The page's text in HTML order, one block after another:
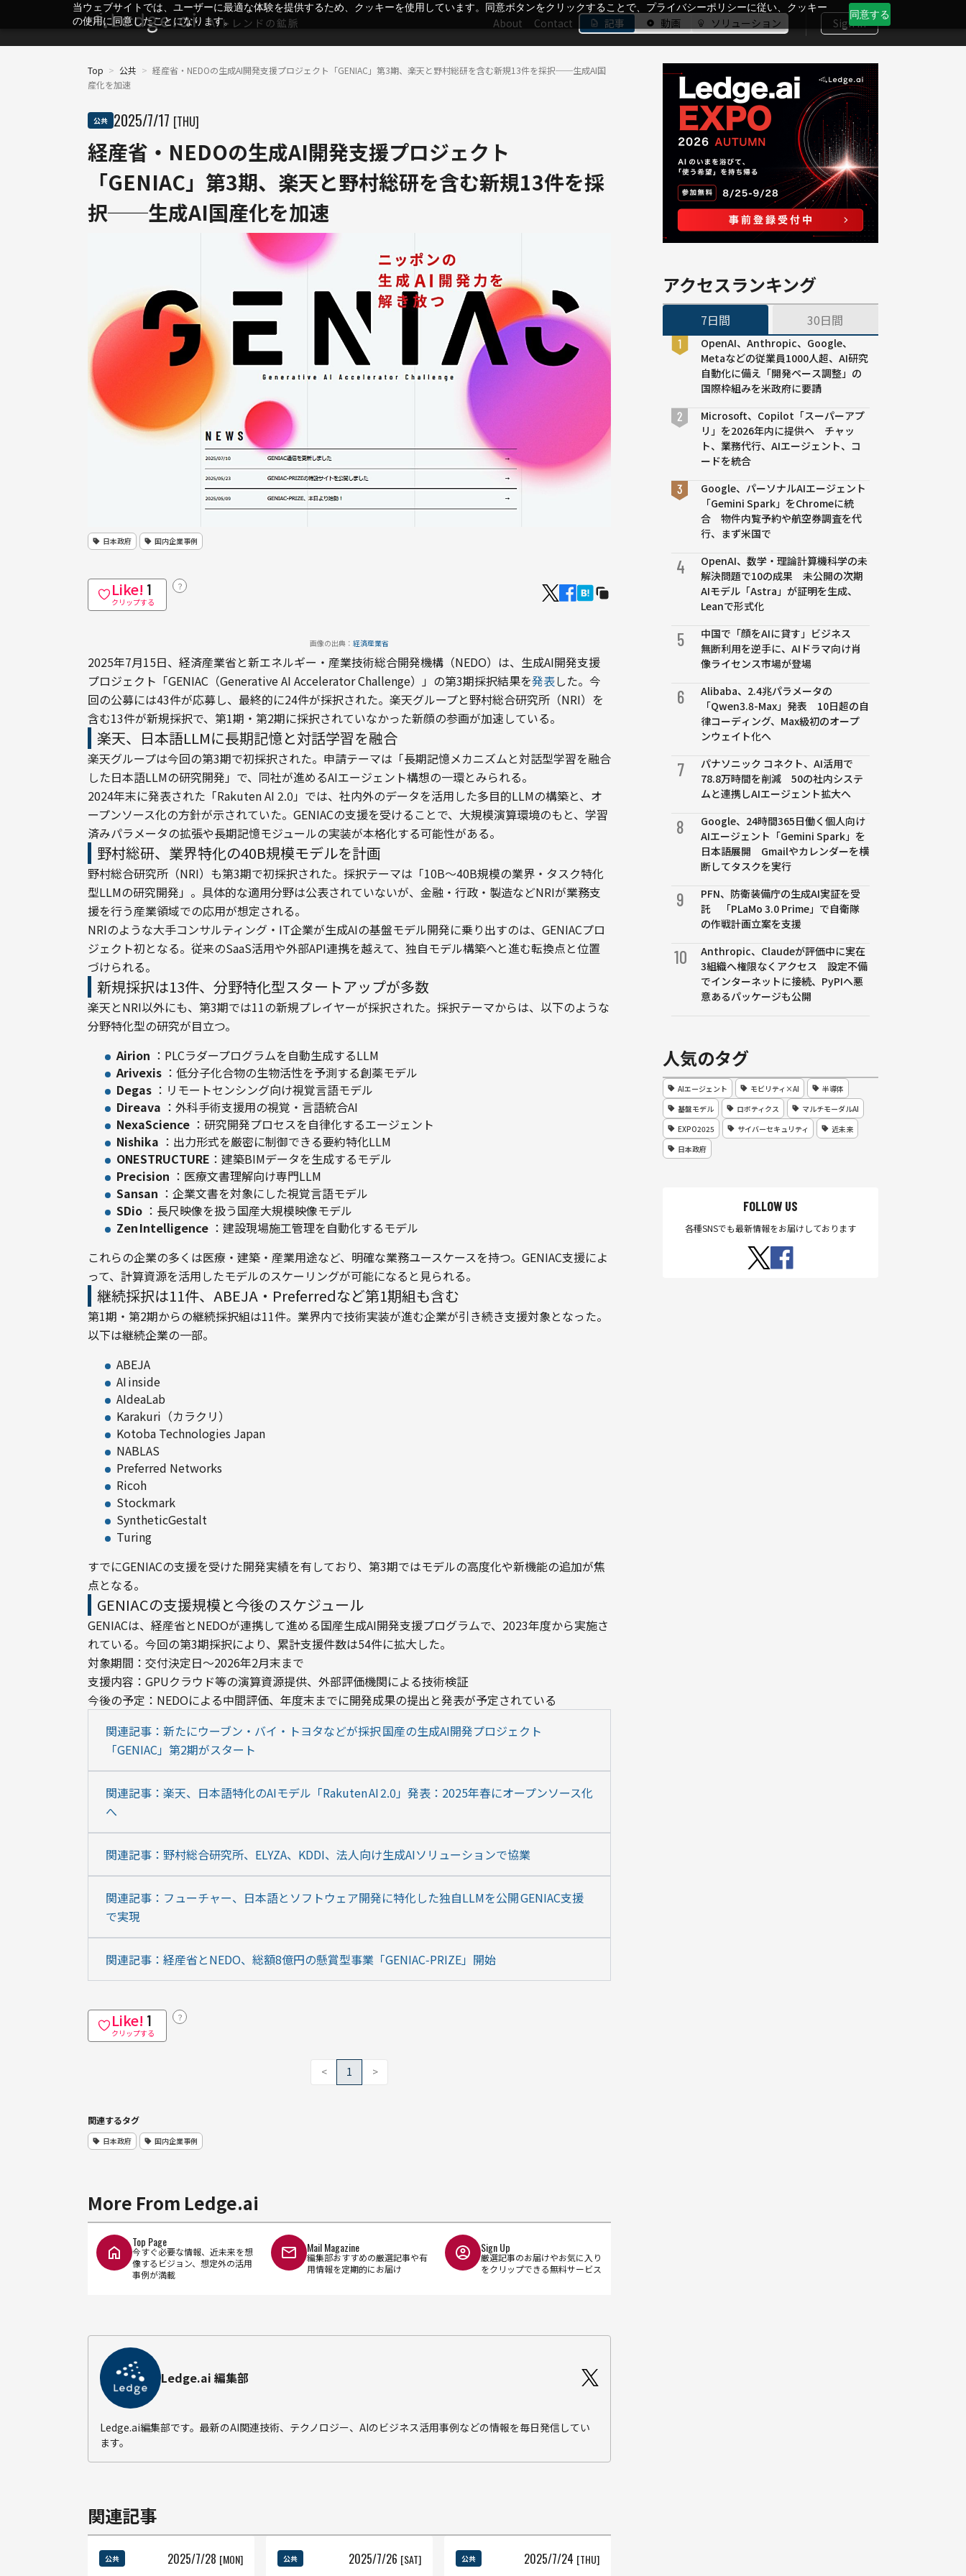
当ウェブサイトでは、ユーザーに最適な体験を提供するため、クッキーを使用しています。同意ボタンをクリックすることで、プライバシーポリシーに従い、クッキー
の使用に同意したことになります。
同意する
About Contact 記事 動画 ソリューション Sign In
Top > 公共 > 経産省・NEDOの生成AI開発支援プロジェクト「GENIAC」第3期、楽天と野村総研を含む新規13件を採択──生成AI国
産化を加速
公共 2025/7/17 [THU]
経産省・NEDOの生成AI開発支援プロジェクト
「GENIAC」第3期、楽天と野村総研を含む新規13件を採
択──生成AI国産化を加速
日本政府 国内企業事例
Like! 1
クリップする
？
画像の出典： 経済産業省
2025年7月15日、経済産業省と新エネルギー・産業技術総合開発機構（NEDO）は、生成AI開発支援
プロジェクト「GENIAC（Generative AI Accelerator Challenge）」の第3期採択結果を発表した。今
回の公募には43件が応募し、最終的に24件が採択された。楽天グループと野村総合研究所（NRI）を
含む13件が新規採択で、第1期・第2期に採択されていなかった新顔の参画が加速している。
楽天、日本語LLMに長期記憶と対話学習を融合
楽天グループは今回の第3期で初採択された。申請テーマは「長期記憶メカニズムと対話型学習を融合
した日本語LLMの研究開発」で、同社が進めるAIエージェント構想の一環とみられる。
2024年末に発表された「Rakuten AI 2.0」では、社内外のデータを活用した多目的LLMの構築と、オ
ープンソース化の方針が示されていた。GENIACの支援を受けることで、大規模演算環境のもと、学習
済みパラメータの拡張や長期記憶モジュールの実装が本格化する可能性がある。
野村総研、業界特化の40B規模モデルを計画
野村総合研究所（NRI）も第3期で初採択された。採択テーマは「10B〜40B規模の業界・タスク特化
型LLMの研究開発」。具体的な適用分野は公表されていないが、金融・行政・製造などNRIが業務支
援を行う産業領域での応用が想定される。
NRIのような大手コンサルティング・IT企業が生成AIの基盤モデル開発に乗り出すのは、GENIACプロ
ジェクト初となる。従来のSaaS活用や外部API連携を越えて、独自モデル構築へと進む転換点と位置
づけられる。
新規採択は13件、分野特化型スタートアップが多数
楽天とNRI以外にも、第3期では11の新規プレイヤーが採択された。採択テーマからは、以下のような
分野特化型の研究が目立つ。
Airion ：PLCラダープログラムを自動生成するLLM
Arivexis ：低分子化合物の生物活性を予測する創薬モデル
Degas ：リモートセンシング向け視覚言語モデル
Direava ：外科手術支援用の視覚・言語統合AI
NexaScience ：研究開発プロセスを自律化するエージェント
Nishika ：出力形式を厳密に制御できる要約特化LLM
ONESTRUCTURE ：建築BIMデータを生成するモデル
Precision ：医療文書理解向け専門LLM
Sansan ：企業文書を対象にした視覚言語モデル
SDio ：長尺映像を扱う国産大規模映像モデル
Zen Intelligence ：建設現場施工管理を自動化するモデル
これらの企業の多くは医療・建築・産業用途など、明確な業務ユースケースを持つ。GENIAC支援によ
って、計算資源を活用したモデルのスケーリングが可能になると見られる。
継続採択は11件、ABEJA・Preferredなど第1期組も含む
第1期・第2期からの継続採択組は11件。業界内で技術実装が進む企業が引き続き支援対象となった。
以下は継続企業の一部。
ABEJA
AI inside
AIdeaLab
Karakuri（カラクリ）
Kotoba Technologies Japan
NABLAS
Preferred Networks
Ricoh
Stockmark
SyntheticGestalt
Turing
すでにGENIACの支援を受けた開発実績を有しており、第3期ではモデルの高度化や新機能の追加が焦
点となる。
GENIACの支援規模と今後のスケジュール
GENIACは、経産省とNEDOが連携して進める国産生成AI開発支援プログラムで、2023年度から実施さ
れている。今回の第3期採択により、累計支援件数は54件に拡大した。
対象期間：交付決定日〜2026年2月末まで
支援内容：GPUクラウド等の演算資源提供、外部評価機関による技術検証
今後の予定：NEDOによる中間評価、年度末までに開発成果の提出と発表が予定されている
関連記事：新たにウーブン・バイ・トヨタなどが採択 国産の生成AI開発プロジェクト
「GENIAC」第2期がスタート
関連記事：楽天、日本語特化のAIモデル「Rakuten AI 2.0」発表：2025年春にオープンソース化
へ
関連記事：野村総合研究所、ELYZA、KDDI、法人向け生成AIソリューションで協業
関連記事：フューチャー、日本語とソフトウェア開発に特化した独自LLMを公開 GENIAC支援
で実現
関連記事：経産省とNEDO、総額8億円の懸賞型事業「GENIAC‑PRIZE」開始
Like! 1
クリップする
？
< 1 >
関連するタグ
日本政府 国内企業事例
More From Ledge.ai
Top Page
今すぐ必要な情報、近未来を想
像するビジョン、想定外の活用
事例が満載
Mail Magazine
編集部おすすめの厳選記事や有
用情報を定期的にお届け
Sign Up
厳選記事のお届けやお気に入り
をクリップできる無料サービス
Ledge.ai 編集部
Ledge.ai編集部です。最新のAI関連技術、テクノロジー、AIのビジネス活用事例などの情報を毎日発信してい
ます。
関連記事
公共 2025/7/28 [MON] 公共 2025/7/26 [SAT] 公共 2025/7/24 [THU]
アクセスランキング
7日間 30日間
OpenAI、Anthropic、Google、
Metaなどの従業員1000人超、AI研究
自動化に備え「開発ペース調整」の
国際枠組みを米政府に要請
Microsoft、Copilot「スーパーアプ
リ」を2026年内に提供へ チャッ
ト、業務代行、AIエージェント、コ
ードを統合
Google、パーソナルAIエージェント
「Gemini Spark」をChromeに統
合 物件内覧予約や航空券調査を代
行、まず米国で
4
OpenAI、数学・理論計算機科学の未
解決問題で10の成果 未公開の次期
AIモデル「Astra」が証明を生成、
Leanで形式化
5
中国で「顔をAIに貸す」ビジネス
無断利用を逆手に、AIドラマ向け肖
像ライセンス市場が登場
6
Alibaba、2.4兆パラメータの
「Qwen3.8-Max」発表 10日超の自
律コーディング、Max級初のオープ
ンウェイト化へ
7
パナソニック コネクト、AI活用で
78.8万時間を削減 50の社内システ
ムと連携しAIエージェント拡大へ
8
Google、24時間365日働く個人向け
AIエージェント「Gemini Spark」を
日本語展開 Gmailやカレンダーを横
断してタスクを実行
9
PFN、防衛装備庁の生成AI実証を受
託 「PLaMo 3.0 Prime」で自衛隊
の作戦計画立案を支援
10
Anthropic、Claudeが評価中に実在
3組織へ権限なくアクセス 設定不備
でインターネットに接続、PyPIへ悪
意あるパッケージも公開
人気のタグ
AIエージェント モビリティ×AI
半導体
基盤モデル
ロボティクス
マルチモーダルAI
EXPO2025
サイバーセキュリティ
近未来
日本政府
FOLLOW US
各種SNSでも最新情報をお届けしております